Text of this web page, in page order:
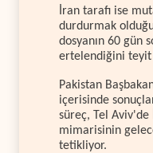
İran tarafı ise
durdurmak
dosyanın 60 gün
ertelendiğini
Pakistan
içerisinde
süreç, Tel Aviv'de
mimarisinin
tetikliyor.